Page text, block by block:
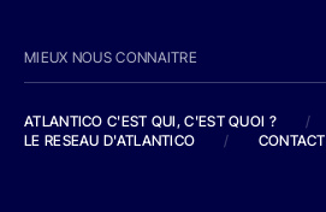
MIEUX NOUS CONNAITRE
ATLANTICO C'EST QUI, C'EST QUOI ?
/
LE RESEAU D'ATLANTICO
/ CONTACT